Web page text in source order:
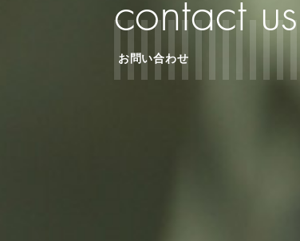
contact us
お問い合わせ